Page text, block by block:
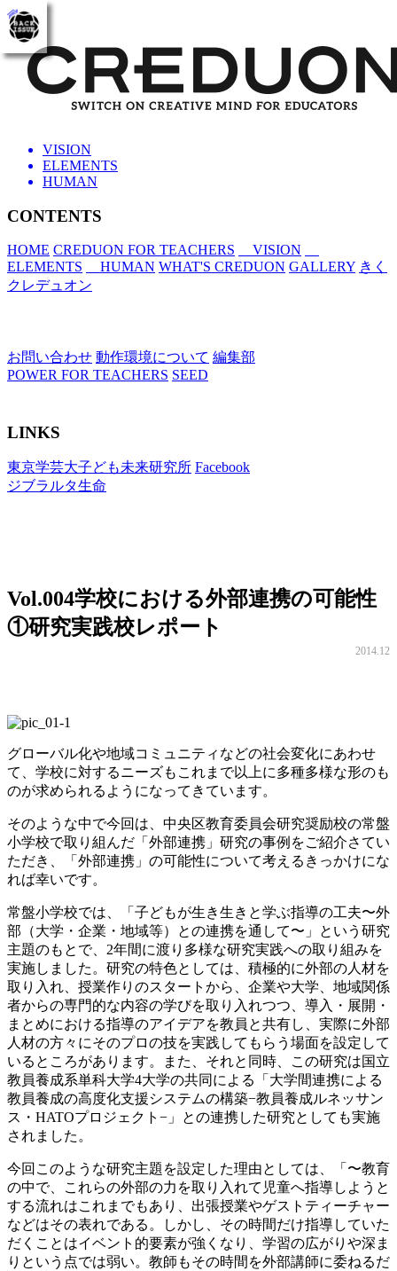
VISION
ELEMENTS
HUMAN
CONTENTS
HOME CREDUON FOR TEACHERS
VISION
ELEMENTS
HUMAN WHAT'S CREDUON GALLERY きく
クレデュオン
お問い合わせ 動作環境について 編集部
POWER FOR TEACHERS SEED
LINKS
東京学芸大子ども未来研究所 Facebook
ジブラルタ生命
toggle
navigation
Vol.004学校における外部連携の可能性
①研究実践校レポート
2014.12
グローバル化や地域コミュニティなどの社会変化にあわせ
て、学校に対するニーズもこれまで以上に多種多様な形のも
のが求められるようになってきています。
そのような中で今回は、中央区教育委員会研究奨励校の常盤
小学校で取り組んだ「外部連携」研究の事例をご紹介さてい
ただき、「外部連携」の可能性について考えるきっかけにな
れば幸いです。
常盤小学校では、「子どもが生き生きと学ぶ指導の工夫〜外
部（大学・企業・地域等）との連携を通して〜」という研究
主題のもとで、2年間に渡り多様な研究実践への取り組みを
実施しました。研究の特色としては、積極的に外部の人材を
取り入れ、授業作りのスタートから、企業や大学、地域関係
者からの専門的な内容の学びを取り入れつつ、導入・展開・
まとめにおける指導のアイデアを教員と共有し、実際に外部
人材の方々にそのプロの技を実践してもらう場面を設定して
いるところがあります。また、それと同時、この研究は国立
教員養成系単科大学4大学の共同による「大学間連携による
教員養成の高度化支援システムの構築−教員養成ルネッサン
ス・HATOプロジェクト−」との連携した研究としても実施
されました。
今回このような研究主題を設定した理由としては、「〜教育
の中で、これらの外部の力を取り入れて児童へ指導しようと
する流れはこれまでもあり、出張授業やゲストティーチャー
などはその表れである。しかし、その時間だけ指導していた
だくことはイベント的要素が強くなり、学習の広がりや深ま
りという点では弱い。教師もその時間を外部講師に委ねるだ